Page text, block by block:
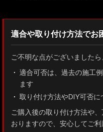
適合や取り付け方法でお
ご不明な点がございました
適合可否は、過去の施工
ます
取り付け方法やDIY可否
ご購入後の取り付け方法や
おりますので、安心してご利